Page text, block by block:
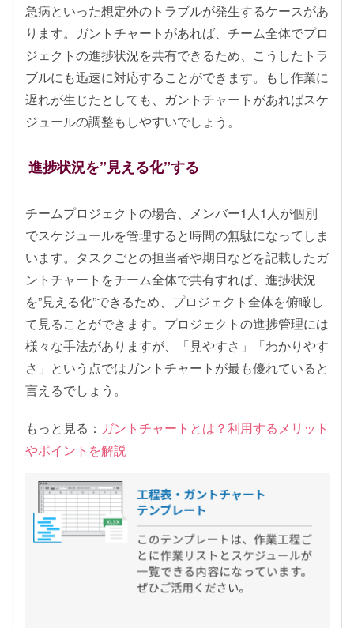
急病といった想定外のトラブルが発生するケースがあ
ります。ガントチャートがあれば、チーム全体でプロ
ジェクトの進捗状況を共有できるため、こうしたトラ
ブルにも迅速に対応することができます。もし作業に
遅れが生じたとしても、ガントチャートがあればスケ
ジュールの調整もしやすいでしょう。
進捗状況を”見える化”する
チームプロジェクトの場合、メンバー1人1人が個別
でスケジュールを管理すると時間の無駄になってしま
います。タスクごとの担当者や期日などを記載したガ
ントチャートをチーム全体で共有すれば、進捗状況
を”見える化”できるため、プロジェクト全体を俯瞰し
て見ることができます。プロジェクトの進捗管理には
様々な手法がありますが、「見やすさ」「わかりやす
さ」という点ではガントチャートが最も優れていると
言えるでしょう。
もっと見る： ガントチャートとは？利用するメリット
やポイントを解説